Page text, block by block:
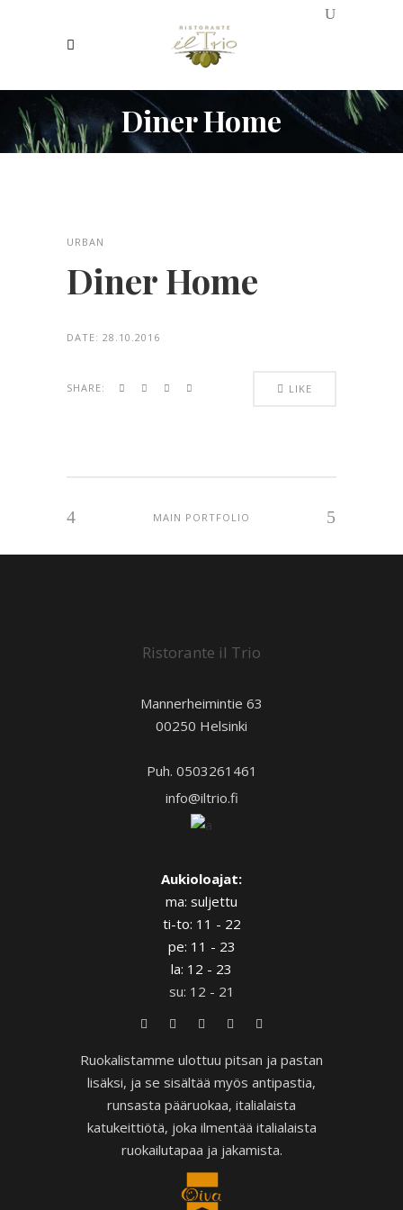
Diner Home
URBAN
Diner Home
DATE: 28.10.2016
SHARE: LIKE
MAIN PORTFOLIO
Ristorante il Trio
Mannerheimintie 63
00250 Helsinki
Puh. 0503261461
info@iltrio.fi
Aukioloajat:
ma: suljettu
ti-to: 11 - 22
pe: 11 - 23
la: 12 - 23
su: 12 - 21
Ruokalistamme ulottuu pitsan ja pastan
lisäksi, ja se sisältää myös antipastia,
runsasta pääruokaa, italialaista
katukeittiötä, joka ilmentää italialaista
ruokailutapaa ja jakamista.